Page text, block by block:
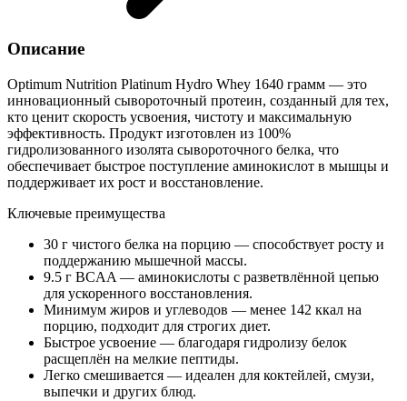
Описание
Optimum Nutrition Platinum Hydro Whey 1640 грамм — это
инновационный сывороточный протеин, созданный для тех,
кто ценит скорость усвоения, чистоту и максимальную
эффективность. Продукт изготовлен из 100%
гидролизованного изолята сывороточного белка, что
обеспечивает быстрое поступление аминокислот в мышцы и
поддерживает их рост и восстановление.
Ключевые преимущества
30 г чистого белка на порцию — способствует росту и
поддержанию мышечной массы.
9.5 г BCAA — аминокислоты с разветвлённой цепью
для ускоренного восстановления.
Минимум жиров и углеводов — менее 142 ккал на
порцию, подходит для строгих диет.
Быстрое усвоение — благодаря гидролизу белок
расщеплён на мелкие пептиды.
Легко смешивается — идеален для коктейлей, смузи,
выпечки и других блюд.